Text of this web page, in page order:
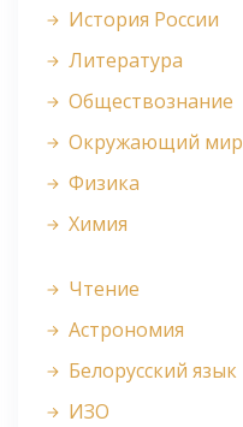
История России
Литература
Обществознание
Окружающий мир
Физика
Химия
Чтение
Астрономия
Белорусский язык
ИЗО